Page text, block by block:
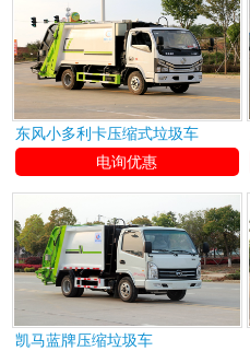
东风小多利卡压缩式垃圾车
电询优惠
凯马蓝牌压缩垃圾车